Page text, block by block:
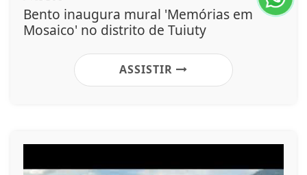
Bento inaugura mural 'Memórias em
Mosaico' no distrito de Tuiuty
ASSISTIR